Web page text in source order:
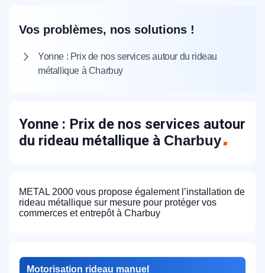
Vos problèmes, nos solutions !
Yonne : Prix de nos services autour du rideau
métallique à Charbuy
Yonne : Prix de nos services autour
du rideau métallique à Charbuy
METAL 2000 vous propose également l’installation de
rideau métallique sur mesure pour protéger vos
commerces et entrepôt à Charbuy
Motorisation rideau manuel